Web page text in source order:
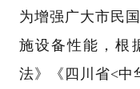
为增强广大市民
施设备性能，根
法》《四川省<中